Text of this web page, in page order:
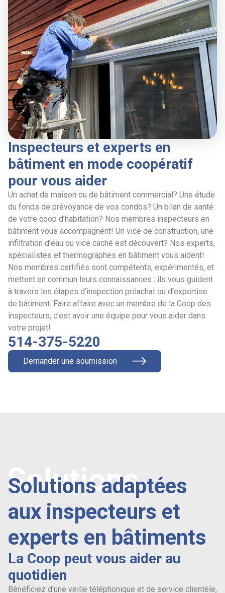
Inspecteurs et experts en
bâtiment en mode coopératif
pour vous aider
Un achat de maison ou de bâtiment commercial? Une étude
du fonds de prévoyance de vos condos? Un bilan de santé
de votre coop d’habitation? Nos membres inspecteurs en
bâtiment vous accompagnent! Un vice de construction, une
infiltration d’eau ou vice caché est découvert? Nos experts,
spécialistes et thermographes en bâtiment vous aident!
Nos membres certifiés sont compétents, expérimentés, et
mettent en commun leurs connaissances : ils vous guident
à travers les étapes d’inspection préachat ou d’expertise
de bâtiment. Faire affaire avec un membre de la Coop des
inspecteurs, c’est avoir une équipe pour vous aider dans
votre projet!
514-375-5220
Demander une soumission
Solutions adaptées
aux inspecteurs et
experts en bâtiments
Solutions
La Coop peut vous aider au
quotidien
Bénéficiez d'une veille téléphonique et de service clientèle,